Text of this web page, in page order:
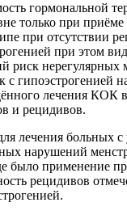
гормональной
только при
при отсутствии
при этом
риск нерегулярных
с гипоэстрогенией
лечения КОК
и рецидивов.
лечения больных с
нарушений
было применение
рецидивов